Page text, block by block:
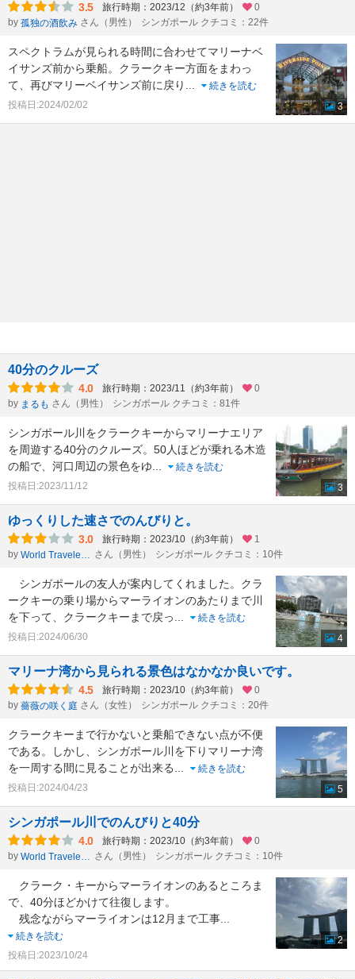
3.5 旅行時期：2023/12（約3年前）
0
by 孤独の酒飲み さん（男性） シンガポール クチコミ：22件
スペクトラムが見られる時間に合わせてマリーナベ
イサンズ前から乗船。クラークキー方面をまわっ
て、再びマリーベイサンズ前に戻り
続きを読む
投稿日:2024/02/02
3
40分のクルーズ
4.0 旅行時期：2023/11（約3年前）
0
by まるも さん（男性） シンガポール クチコミ：81件
シンガポール川をクラークキーからマリーナエリア
を周遊する40分のクルーズ。50人ほどが乗れる木造
の船で、河口周辺の景色をゆ
続きを読む
投稿日:2023/11/12
3
ゆっくりした速さでのんびりと。
3.0 旅行時期：2023/10（約3年前）
1
by
World Traveler 1959 さん（男性） シンガポール クチコミ：10件
シンガポールの友人が案内してくれました。クラ
ークキーの乗り場からマーライオンのあたりまで川
を下って、クラークキーまで戻っ
続きを読む
投稿日:2024/06/30
4
マリーナ湾から見られる景色はなかなか良いです。
4.5 旅行時期：2023/10（約3年前）
0
by 薔薇の咲く庭 さん（女性） シンガポール クチコミ：20件
クラークキーまで行かないと乗船できない点が不便
である。しかし、シンガポール川を下りマリーナ湾
を一周する間に見ることが出来る
続きを読む
投稿日:2024/04/23
5
シンガポール川でのんびりと40分
4.0 旅行時期：2023/10（約3年前）
0
by
World Traveler 1959 さん（男性） シンガポール クチコミ：10件
クラーク・キーからマーライオンのあるところま
で、40分ほどかけて往復します。
残念ながらマーライオンは12月まで工事
続きを読む
投稿日:2023/10/24
2